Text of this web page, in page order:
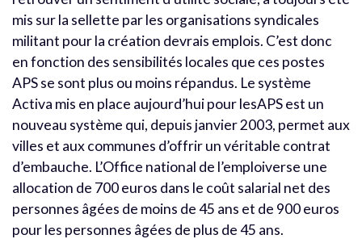
mis sur la sellette par les organisations syndicales
militant pour la création devrais emplois. C’est donc
en fonction des sensibilités locales que ces postes
APS se sont plus ou moins répandus. Le système
Activa mis en place aujourd’hui pour lesAPS est un
nouveau système qui, depuis janvier 2003, permet aux
villes et aux communes d’offrir un véritable contrat
d’embauche. L’Office national de l’emploiverse une
allocation de 700 euros dans le coût salarial net des
personnes âgées de moins de 45 ans et de 900 euros
pour les personnes âgées de plus de 45 ans.